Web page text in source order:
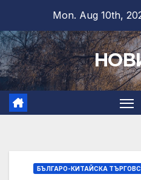
content
Mon. Aug 10th,
БЪЛГАРО-КИТАЙСКА